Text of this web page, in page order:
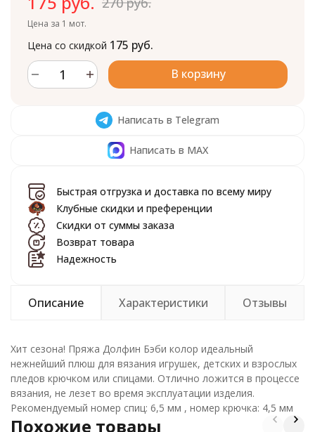
Цена за 1 мот.
Цена со скидкой 175 руб.
В корзину
Написать в Telegram
Написать в MAX
Быстрая отгрузка и доставка по всему миру
Клубные скидки и преференции
Скидки от суммы заказа
Возврат товара
Надежность
Описание Характеристики Отзывы
Хит сезона! Пряжа Долфин Бэби колор идеальный
нежнейший плюш для вязания игрушек, детских и взрослых
пледов крючком или спицами. Отлично ложится в процессе
вязания, не лезет во время эксплуатации изделия.
Рекомендуемый номер спиц: 6,5 мм , номер крючка: 4,5 мм
Похожие товары